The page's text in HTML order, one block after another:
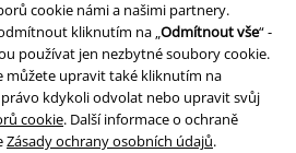
cookie námi a našimi partnery.
kliknutím na „Odmítnout vše“ -
používat jen nezbytné soubory cookie.
můžete upravit také kliknutím na
právo kdykoli odvolat nebo upravit svůj
cookie. Další informace o ochraně
Zásady ochrany osobních údajů.